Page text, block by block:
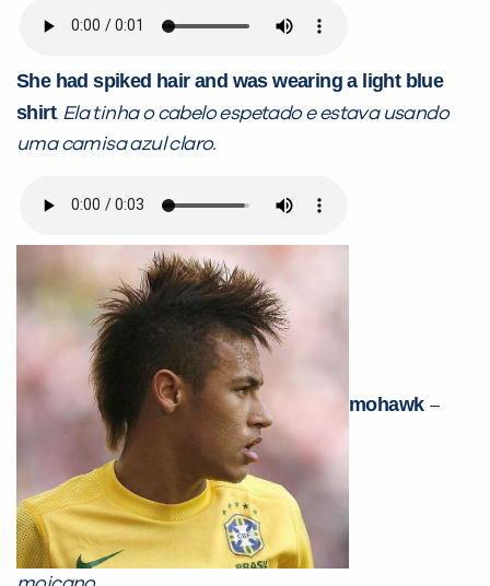
She had spiked hair and was wearing a light blue
shirt. Ela tinha o cabelo espetado e estava usando
uma camisa azul claro.
mohawk –